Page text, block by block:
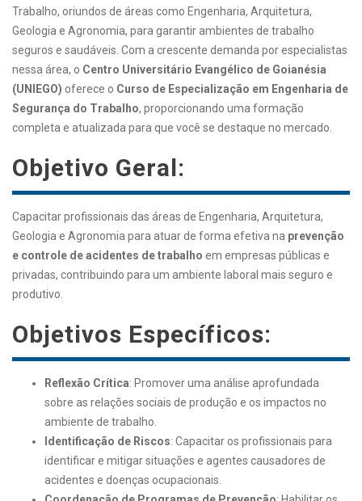
Trabalho, oriundos de áreas como Engenharia, Arquitetura,
Geologia e Agronomia, para garantir ambientes de trabalho
seguros e saudáveis. Com a crescente demanda por especialistas
nessa área, o Centro Universitário Evangélico de Goianésia
(UNIEGO) oferece o Curso de Especialização em Engenharia de
Segurança do Trabalho, proporcionando uma formação
completa e atualizada para que você se destaque no mercado.
Objetivo Geral:
Capacitar profissionais das áreas de Engenharia, Arquitetura,
Geologia e Agronomia para atuar de forma efetiva na prevenção
e controle de acidentes de trabalho em empresas públicas e
privadas, contribuindo para um ambiente laboral mais seguro e
produtivo.
Objetivos Específicos:
Reflexão Crítica: Promover uma análise aprofundada
sobre as relações sociais de produção e os impactos no
ambiente de trabalho.
Identificação de Riscos: Capacitar os profissionais para
identificar e mitigar situações e agentes causadores de
acidentes e doenças ocupacionais.